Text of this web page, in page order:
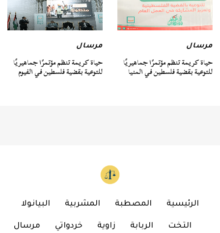
مرسال
حياة كريمة تنظم مؤتمرًا جماهيريًا
للتوعية بقضية فلسطين في المنيا
مرسال
حياة كريمة تنظم مؤتمرًا جماهيريًا
للتوعية بقضية فلسطين في الفيوم
الرئيسية المصطبة المشربية البيانولا
التخت الربابة زاوية خردواتي مرسال